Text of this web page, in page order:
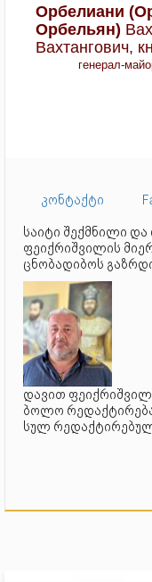
Орбелиани
Орбельян)
Вахтангович,
генерал-майор
კონტაქტი
საიტი შექმნილი
ფეიქრიშვილის
ცნობადიბოს
დავით
ბოლო რედაქტირება
სულ